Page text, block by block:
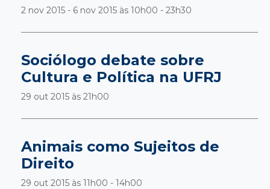
2 nov 2015 - 6 nov 2015 às 10h00 - 23h30
Sociólogo debate sobre
Cultura e Política na UFRJ
29 out 2015 às 21h00
Animais como Sujeitos de
Direito
29 out 2015 às 11h00 - 14h00